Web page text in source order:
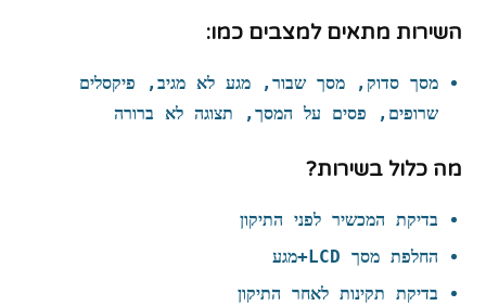
השירות מתאים למצבים כמו:
מסך סדוק, מסך שבור, מגע לא מגיב, פיקסלים
שרופים, פסים על המסך, תצוגה לא ברורה
מה כלול בשירות?
בדיקת המכשיר לפני התיקון
החלפת מסך LCD+מגע
בדיקת תקינות לאחר התיקון